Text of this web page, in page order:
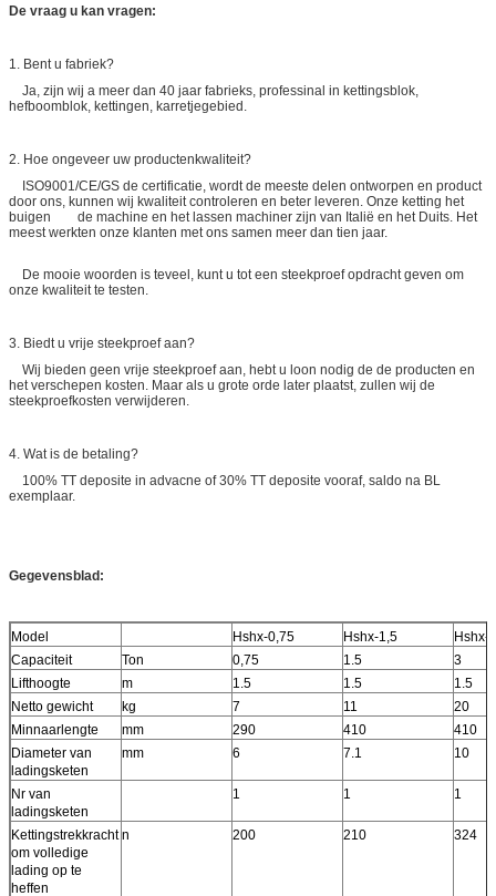
De vraag u kan vragen:
1. Bent u fabriek?
Ja, zijn wij a meer dan 40 jaar fabrieks, professinal in kettingsblok,
hefboomblok, kettingen, karretjegebied.
2. Hoe ongeveer uw productenkwaliteit?
ISO9001/CE/GS de certificatie, wordt de meeste delen ontworpen en product
door ons, kunnen wij kwaliteit controleren en beter leveren. Onze ketting het
buigen de machine en het lassen machiner zijn van Italië en het Duits. Het
meest werkten onze klanten met ons samen meer dan tien jaar.
De mooie woorden is teveel, kunt u tot een steekproef opdracht geven om
onze kwaliteit te testen.
3. Biedt u vrije steekproef aan?
Wij bieden geen vrije steekproef aan, hebt u loon nodig de de producten en
het verschepen kosten. Maar als u grote orde later plaatst, zullen wij de
steekproefkosten verwijderen.
4. Wat is de betaling?
100% TT deposite in advacne of 30% TT deposite vooraf, saldo na BL
exemplaar.
Gegevensblad:
Model Hshx-0,75 Hshx-1,5
Hshx-3
Capaciteit
Ton 0,75 1.5
3
Lifthoogte
m 1.5 1.5
1.5
Netto gewicht
kg 7 11
20
Minnaarlengte
mm 290 410
410
Diameter van
ladingsketen
mm 6 7.1 10
Nr van
ladingsketen
1 1 1
Kettingstrekkracht
om volledige
lading op te
heffen
n 200 210 324